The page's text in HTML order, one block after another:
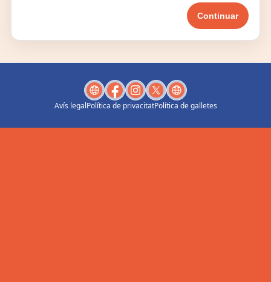
Avís legalPolítica de privacitatPolítica de galletes